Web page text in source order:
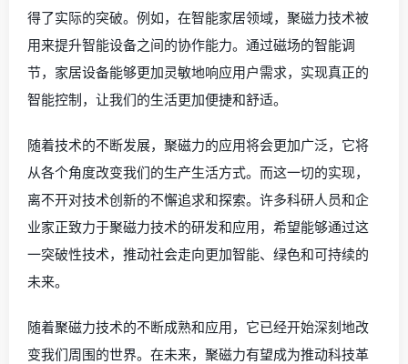
得了实际的突破。例如，在智能家居领域，聚磁力技术被
用来提升智能设备之间的协作能力。通过磁场的智能调
节，家居设备能够更加灵敏地响应用户需求，实现真正的
智能控制，让我们的生活更加便捷和舒适。
随着技术的不断发展，聚磁力的应用将会更加广泛，它将
从各个角度改变我们的生产生活方式。而这一切的实现，
离不开对技术创新的不懈追求和探索。许多科研人员和企
业家正致力于聚磁力技术的研发和应用，希望能够通过这
一突破性技术，推动社会走向更加智能、绿色和可持续的
未来。
随着聚磁力技术的不断成熟和应用，它已经开始深刻地改
变我们周围的世界。在未来，聚磁力有望成为推动科技革